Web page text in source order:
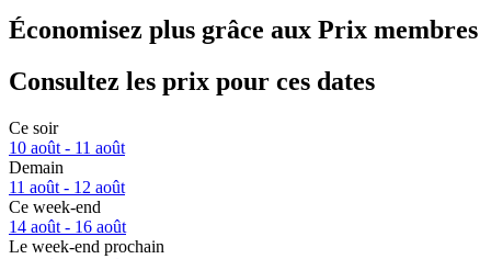
Économisez plus grâce aux Prix membres
Consultez les prix pour ces dates
Ce soir
10 août - 11 août
Demain
11 août - 12 août
Ce week-end
14 août - 16 août
Le week-end prochain